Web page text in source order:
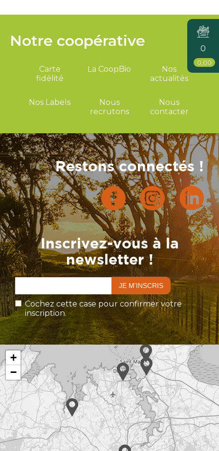
0
0,00
Restons connectés !
Inscrivez-vous à la
newsletter !
Cochez cette case pour confirmer votre
inscription.
Notre coopérative
Carte
fidélité
La CoopBio
Nos
actualités
Nos Labels
Nous
recrutons
Nous
contacter
+
−